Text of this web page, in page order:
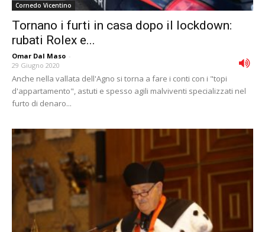
Cornedo Vicentino
Tornano i furti in casa dopo il lockdown:
rubati Rolex e...
Omar Dal Maso -
29 Giugno 2020
Anche nella vallata dell'Agno si torna a fare i conti con i "topi
d'appartamento", astuti e spesso agili malviventi specializzati nel
furto di denaro...